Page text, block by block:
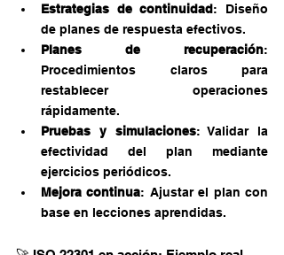
Estrategias de continuidad: Diseño
de planes de respuesta efectivos.
Planes de recuperación:
Procedimientos claros para
restablecer operaciones
rápidamente.
Pruebas y simulaciones: Validar la
efectividad del plan mediante
ejercicios periódicos.
Mejora continua: Ajustar el plan con
base en lecciones aprendidas.